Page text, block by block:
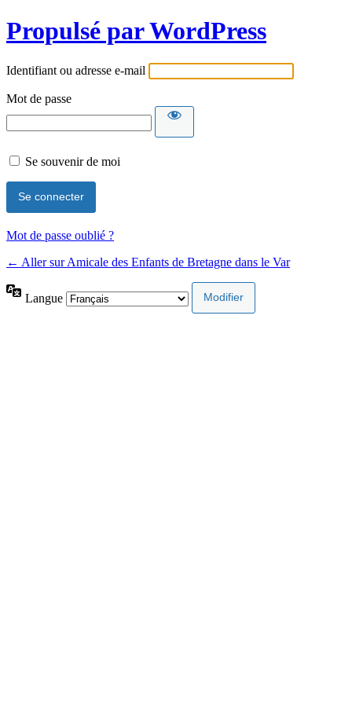
Propulsé par WordPress
Identifiant ou adresse e-mail
Mot de passe
Se souvenir de moi
Mot de passe oublié ?
← Aller sur Amicale des Enfants de Bretagne dans le Var
Langue